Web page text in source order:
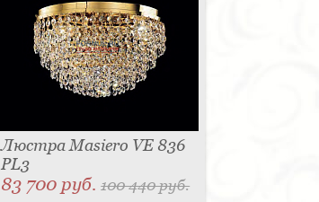
Люстра Masiero VE 836
PL3
83 700 руб.100 440 руб.